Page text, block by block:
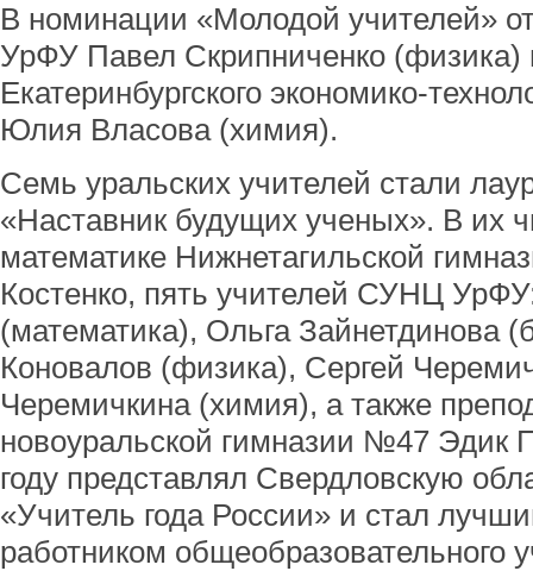
В номинации «Молодой учителей»
УрФУ Павел Скрипниченко (физика)
Екатеринбургского экономико-
Юлия Власова (химия).
Семь уральских учителей стали
«Наставник будущих ученых». В их
математике Нижнетагильской
Костенко, пять учителей СУНЦ
(математика), Ольга Зайнетдинова
Коновалов (физика), Сергей
Черемичкина (химия), а также
новоуральской гимназии №47 Эдик
году представлял Свердловскую
«Учитель года России» и стал
работником общеобразовательного